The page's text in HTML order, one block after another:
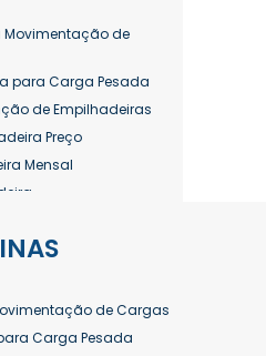
de
para Carga Pesada
de Empilhadeiras
Preço
Mensal
Diária Valor
Elétrica Preço
Mensal
de Cargas
Carga Pesada